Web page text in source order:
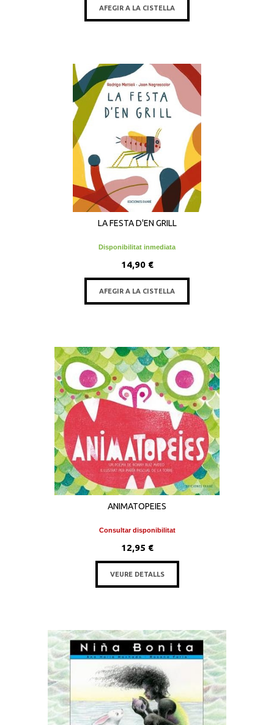
AFEGIR A LA CISTELLA
LA FESTA D'EN GRILL
Disponibilitat inmediata
14,90 €
AFEGIR A LA CISTELLA
ANIMATOPEIES
Consultar disponibilitat
12,95 €
VEURE DETALLS